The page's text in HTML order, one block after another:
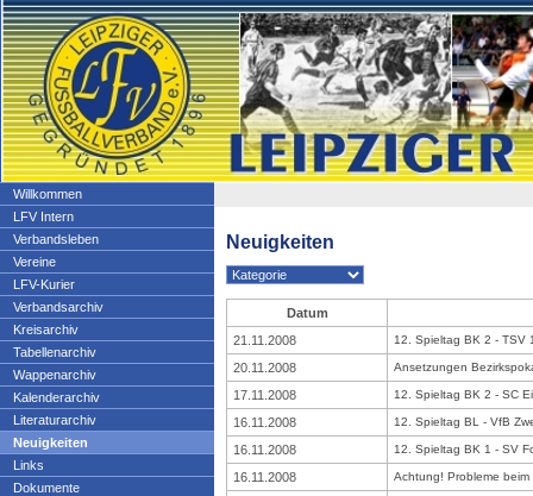
Willkommen
LFV Intern
Verbandsleben
Vereine
LFV-Kurier
Verbandsarchiv
Kreisarchiv
Tabellenarchiv
Wappenarchiv
Kalenderarchiv
Literaturarchiv
Neuigkeiten
Links
Dokumente
Neuigkeiten
Datum
21.11.2008
12. Spieltag BK 2 - TSV
20.11.2008 Ansetzungen
17.11.2008 12. Spieltag BK 2 - SC
16.11.2008 12. Spieltag BL - VfB
16.11.2008 12. Spieltag BK 1 - SV
16.11.2008 Achtung! Probleme